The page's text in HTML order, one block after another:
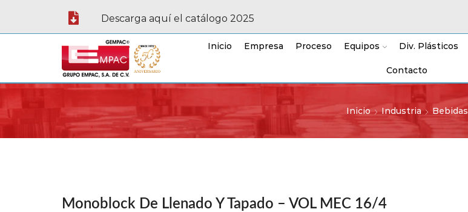
Descarga aquí el catálogo 2025
Inicio Empresa Proceso Equipos Div. Plásticos
Contacto
Inicio Industria Bebidas
Monoblock De Llenado Y Tapado – VOL MEC 16/4